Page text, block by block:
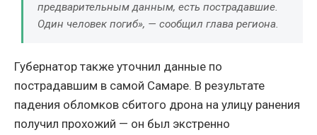
предварительным данным, есть пострадавшие.
Один человек погиб», — сообщил глава региона.
Губернатор также уточнил данные по
пострадавшим в самой Самаре. В результате
падения обломков сбитого дрона на улицу ранения
получил прохожий — он был экстренно